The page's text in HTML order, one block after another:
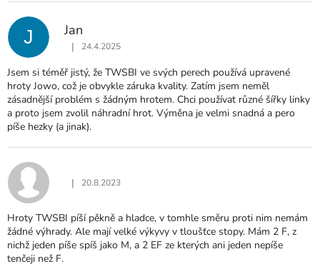
J Jan
Hodnocení produktu je 5 z 5 hvězdiček.
| 24.4.2025
Jsem si téměř jistý, že TWSBI ve svých perech používá upravené
hroty Jowo, což je obvykle záruka kvality. Zatím jsem neměl
zásadnější problém s žádným hrotem. Chci používat různé šířky linky
a proto jsem zvolil náhradní hrot. Výměna je velmi snadná a pero
píše hezky (a jinak).
Hodnocení produktu je 4 z 5 hvězdiček.
| 20.8.2023
Hroty TWSBI píší pěkně a hladce, v tomhle směru proti nim nemám
žádné výhrady. Ale mají velké výkyvy v tloušťce stopy. Mám 2 F, z
nichž jeden píše spíš jako M, a 2 EF ze kterých ani jeden nepíše
tenčeji než F.